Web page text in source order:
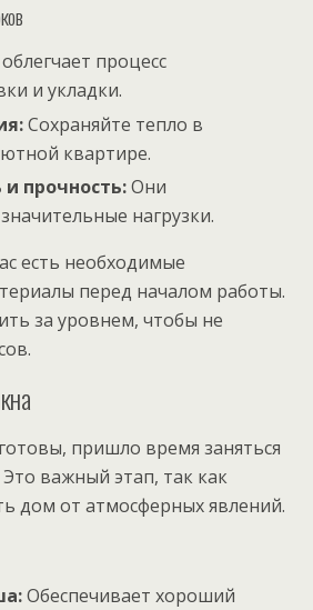
процесс
и укладки.
Сохраняйте тепло в
квартире.
прочность:Они
нагрузки.
есть необходимые
перед началом работы.
за уровнем, чтобы не
пришло время заняться
важный этап, так как
дом от атмосферных явлений.
Обеспечивает хороший